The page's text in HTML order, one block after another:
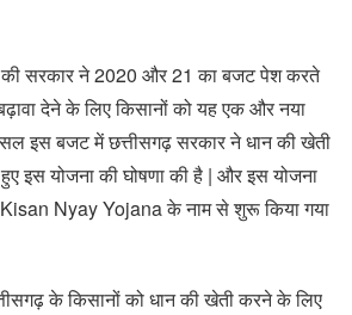
की सरकार ने 2020 और 21 का बजट पेश करते
देने के लिए किसानों को यह एक और नया
इस बजट में छत्तीसगढ़ सरकार ने धान की खेती
इस योजना की घोषणा की है | और इस योजना
Nyay Yojana के नाम से शुरू किया गया
के किसानों को धान की खेती करने के लिए